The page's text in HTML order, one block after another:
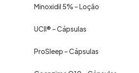
Minoxidil 5% – Loção
UCII® – Cápsulas
ProSleep – Cápsulas